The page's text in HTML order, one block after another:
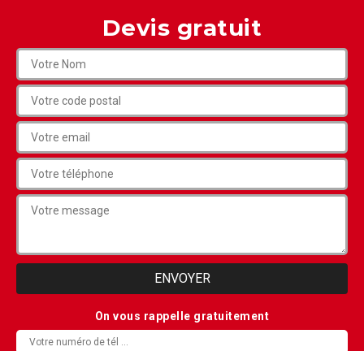
Devis gratuit
On vous rappelle gratuitement